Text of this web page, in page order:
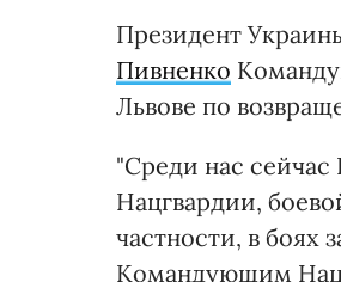
Президент
Пивненко
Львове по
"Среди нас
Нацгвардии,
частности, в боях
Командующим